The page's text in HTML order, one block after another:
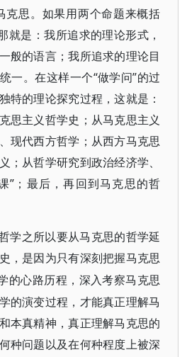
克思。如果用两个命题来概括
就是：我所追求的理论形式，
般的语言；我所追求的理论目
一。在这样一个“做学问”的过
特的理论探究过程，这就是：
思主义哲学史；从马克思主义
现代西方哲学；从西方马克思
；从哲学研究到政治经济学、
”；最后，再回到马克思的哲
学之所以要从马克思的哲学延
，是因为只有深刻把握马克思
的心路历程，深入考察马克思
的演变过程，才能真正理解马
本真精神，真正理解马克思的
种问题以及在何种程度上被深